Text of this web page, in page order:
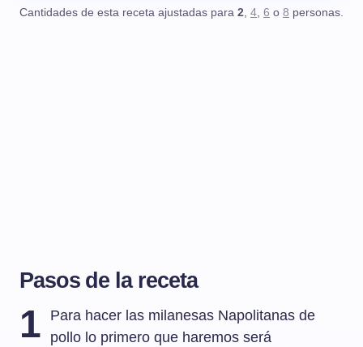
Cantidades de esta receta ajustadas para 2, 4, 6 o 8 personas.
Pasos de la receta
1
Para hacer las milanesas Napolitanas de
pollo lo primero que haremos será